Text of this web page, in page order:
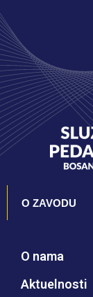
O ZAVODU
O nama
Aktuelnosti